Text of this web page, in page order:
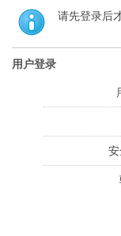
请先登录后
用户登录